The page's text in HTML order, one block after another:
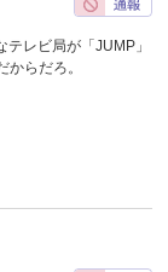
レビ局が「JUMP」
らだろ。